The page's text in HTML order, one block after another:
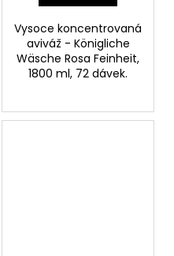
Vysoce koncentrovaná
aviváž - Königliche
Wäsche Rosa Feinheit,
1800 ml, 72 dávek.